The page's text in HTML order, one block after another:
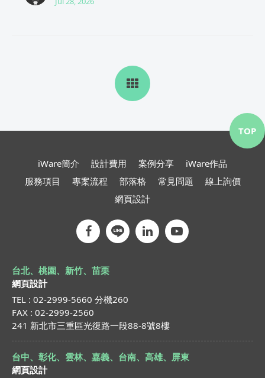
iWare簡介 設計費用 案例分享
iWare作品
服務項目
專案流程 部落格 常見問題
線上詢價
網頁設計
台北、桃園、新竹、苗栗
網頁設計
TEL : 02-2999-5660 分機260
FAX : 02-2999-2560
241 新北市三重區光復路一段88-8號8樓
台中、彰化、雲林、嘉義、台南、高雄、屏東
網頁設計
TOP